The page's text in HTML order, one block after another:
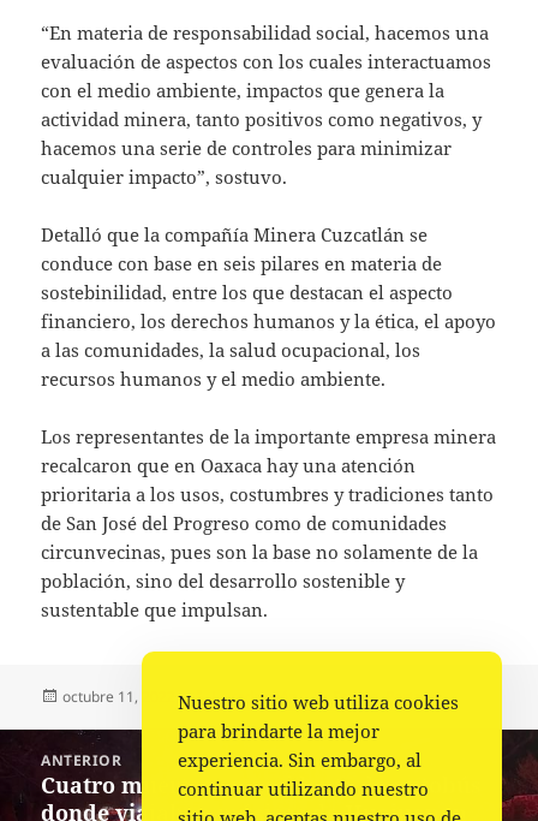
“En materia de responsabilidad social, hacemos una
evaluación de aspectos con los cuales interactuamos
con el medio ambiente, impactos que genera la
actividad minera, tanto positivos como negativos, y
hacemos una serie de controles para minimizar
cualquier impacto”, sostuvo.
Detalló que la compañía Minera Cuzcatlán se
conduce con base en seis pilares en materia de
sostebinilidad, entre los que destacan el aspecto
financiero, los derechos humanos y la ética, el apoyo
a las comunidades, la salud ocupacional, los
recursos humanos y el medio ambiente.
Los representantes de la importante empresa minera
recalcaron que en Oaxaca hay una atención
prioritaria a los usos, costumbres y tradiciones tanto
de San José del Progreso como de comunidades
circunvecinas, pues son la base no solamente de la
población, sino del desarrollo sostenible y
sustentable que impulsan.
Publicado
octubre 11, 2022 Autor
La redacción Categorías
Estado,Portada
Navegación
entradas
ANTERIOR
Entrada
anterior:
Cuatro muertos en accidente de autobús
donde viajaban músicos de Huajuapan
Nuestro sitio web utiliza cookies
para brindarte la mejor
experiencia. Sin embargo, al
continuar utilizando nuestro